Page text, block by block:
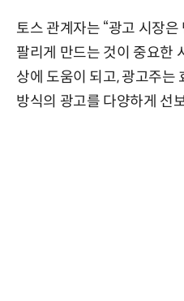
토스 관계자는 “광고 시장
팔리게 만드는 것이 중요한
상에 도움이 되고, 광고주는
방식의 광고를 다양하게 선